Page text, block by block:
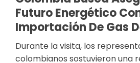
Futuro Energético
Importación De Gas
Durante la visita, los
colombianos sostuvieron una